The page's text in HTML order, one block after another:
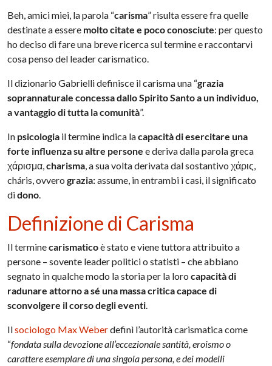
Beh, amici miei, la parola “carisma” risulta essere fra quelle
destinate a essere molto citate e poco conosciute: per questo
ho deciso di fare una breve ricerca sul termine e raccontarvi
cosa penso del leader carismatico.
Il dizionario Gabrielli definisce il carisma una “grazia
soprannaturale concessa dallo Spirito Santo a un individuo,
a vantaggio di tutta la comunità”.
In psicologia il termine indica lacapacità di esercitare una
forte influenza su altre persone e deriva dalla parola greca
χάρισμα,charisma, a sua volta derivata dal sostantivo χάρις,
cháris, ovverograzia:assume, in entrambi i casi, il significato
didono.
Definizione di Carisma
Il terminecarismaticoè stato e viene tuttora attribuito a
persone – sovente leader politici o statisti – che abbiano
segnato in qualche modo la storia per la lorocapacità di
radunare attorno a sé una massa critica capace di
sconvolgere il corso degli eventi.
Ilsociologo Max Weberdefinì l’autorità carismatica come
“fondata sulla devozione all’eccezionale santità, eroismo o
carattere esemplare di una singola persona, e dei modelli